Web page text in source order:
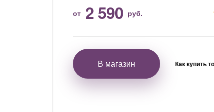
от 2 590 руб.
В магазин Как купить